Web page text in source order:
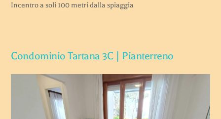
Incentro a soli 100 metri dalla spiaggia
Condominio Tartana 3C | Pianterreno